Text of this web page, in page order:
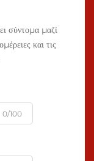
σύντομα μαζί
και τις
0/100